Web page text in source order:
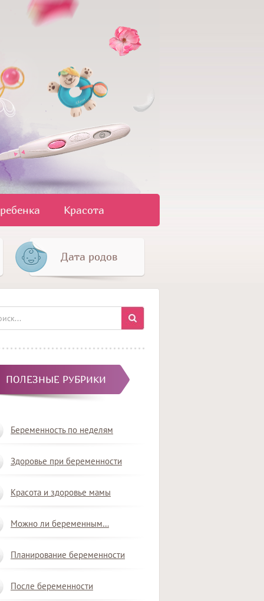
Красота
Дата родов
ПОЛЕЗНЫЕ РУБРИКИ
Беременность по неделям
Здоровье при беременности
Красота и здоровье мамы
Можно ли беременным…
Планирование беременности
После беременности